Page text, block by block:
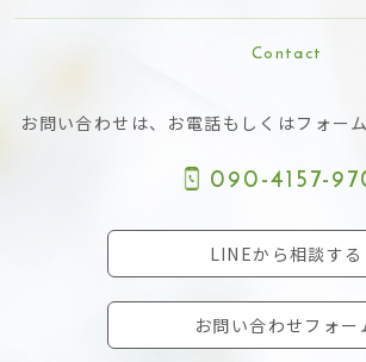
Contact
お問い合わせは、お電話もしくはフォー
090-4157-
LINEから相談する
お問い合わせフォー